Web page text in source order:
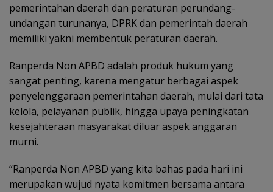
pemerintahan daerah dan peraturan perundang-
undangan turunanya, DPRK dan pemerintah daerah
memiliki yakni membentuk peraturan daerah.
Ranperda Non APBD adalah produk hukum yang
sangat penting, karena mengatur berbagai aspek
penyelenggaraan pemerintahan daerah, mulai dari tata
kelola, pelayanan publik, hingga upaya peningkatan
kesejahteraan masyarakat diluar aspek anggaran
murni.
“Ranperda Non APBD yang kita bahas pada hari ini
merupakan wujud nyata komitmen bersama antara